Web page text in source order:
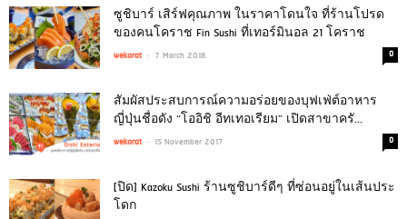
ซูชิบาร์ เสิร์ฟคุณภาพ ในราคาโดนใจ ที่ร้านโปรด
ของคนโคราช Fin Sushi ที่เทอร์มินอล 21 โคราช
wekorat - 7 March 2018 0
สัมผัสประสบการณ์ความอร่อยของบุฟเฟ่ต์อาหาร
ญี่ปุ่นชื่อดัง “โออิชิ อีทเทอเรียม” เปิดสาขาครั...
wekorat - 15 November 2017 0
[ปิด] Kazoku Sushi ร้านซูชิบาร์ดีๆ ที่ซ่อนอยู่ในเส้นประ
โดก